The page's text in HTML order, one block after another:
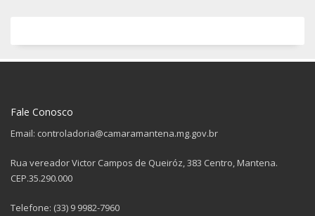
Fale Conosco
Email: controladoria@camaramantena.mg.gov.br
Rua vereador Victor Campos de Queiróz, 383 Centro, Mantena.
CEP.35.290.000
Telefone: (33) 9 9982-7960